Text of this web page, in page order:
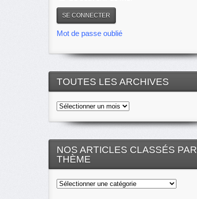
Mot de passe oublié
TOUTES LES ARCHIVES
Toutes
archives
NOS ARTICLES CLASSÉS PAR
THÈME
Nos